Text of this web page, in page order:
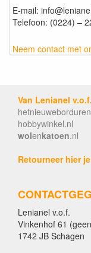
E-mail:
Telefoon: (0224) –
Neem contact met
Van Lenianel
hobbywinkel.nl
wolenkatoen.nl
Retourneer hier
Lenianel v.o.f.
Vinkenhof 61
1742 JB Schagen